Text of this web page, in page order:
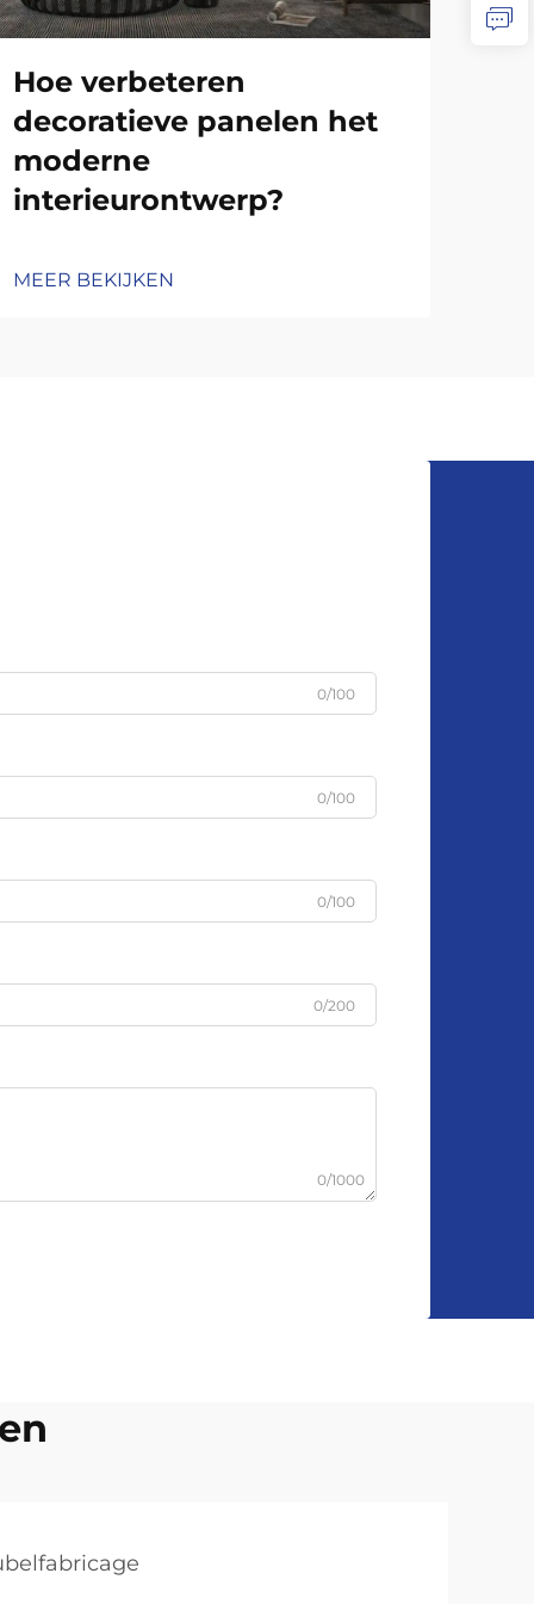
Hoe verbeteren
decoratieve panelen het
moderne
interieurontwerp?
MEER BEKIJKEN
0/100
0/100
0/100
0/200
0/1000